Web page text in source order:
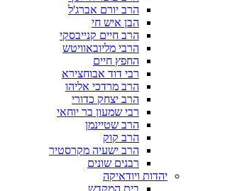
הרב יורם אברג'ל
הבן איש חי
הרב חיים קנייבסקי
הרבי מליובאוויטש
החפץ חיים
רבי דוד אבוחצירא
הרב מרדכי אליהו
הרב יצחק כדורי
רבי שמעון בר יוחאי
הרב שטיינמן
הרב קוק
הרב ישעיה מקרסטיר
רבנים שונים
יהדות ויודאיקה